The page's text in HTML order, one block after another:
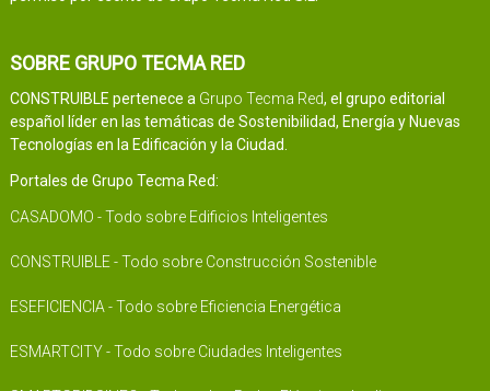
SOBRE GRUPO TECMA RED
CONSTRUIBLE pertenece a Grupo Tecma Red, el grupo editorial
español líder en las temáticas de Sostenibilidad, Energía y Nuevas
Tecnologías en la Edificación y la Ciudad.
Portales de Grupo Tecma Red:
CASADOMO - Todo sobre Edificios Inteligentes
CONSTRUIBLE - Todo sobre Construcción Sostenible
ESEFICIENCIA - Todo sobre Eficiencia Energética
ESMARTCITY - Todo sobre Ciudades Inteligentes